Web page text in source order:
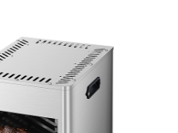
замешивание,
взвешивание